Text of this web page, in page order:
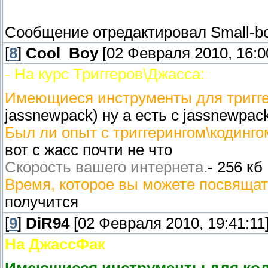
Сообщение отредактировал Small-
[8] Cool_Boy[02 Февраля 2010,
- На курс Триггеров\Джасса:
Имеющиеся инструменты для
jassnewpack) ну а есть с
Был ли опыт с
вот с жасс почти не что
Скорость вашего интернета.- 256 кб
Время, которое вы можете
получится
[9] DiR94[02 Февраля 2010,
На ДжассФак